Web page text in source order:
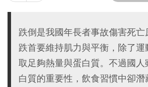
跌倒是我國年長者事故傷害死
跌首要維持肌力與平衡，除了
取足夠熱量與蛋白質。不過國
白質的重要性，飲食習慣中卻